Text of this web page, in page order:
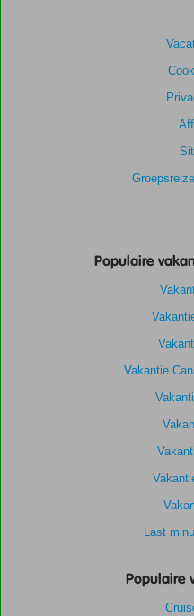
Populaire
Vakantie
Last
Populaire